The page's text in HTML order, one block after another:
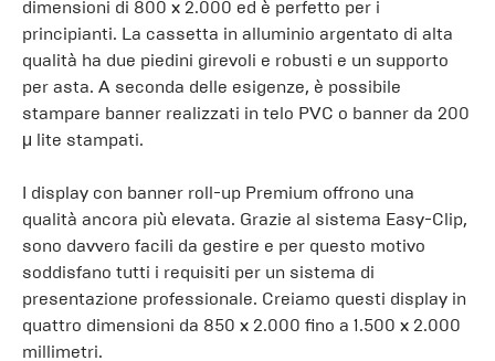
dimensioni di 800 x 2.000 ed è perfetto per i
principianti. La cassetta in alluminio argentato di alta
qualità ha due piedini girevoli e robusti e un supporto
per asta. A seconda delle esigenze, è possibile
stampare banner realizzati in telo PVC o banner da 200
μ lite stampati.
I display con banner roll-up Premium offrono una
qualità ancora più elevata. Grazie al sistema Easy-Clip,
sono davvero facili da gestire e per questo motivo
soddisfano tutti i requisiti per un sistema di
presentazione professionale. Creiamo questi display in
quattro dimensioni da 850 x 2.000 fino a 1.500 x 2.000
millimetri.